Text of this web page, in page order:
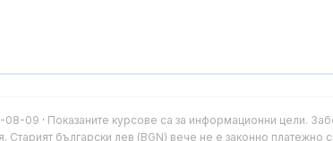
08-09 · Показаните курсове са за информационни цели.
Старият български лев (BGN) вече не е законно платежно